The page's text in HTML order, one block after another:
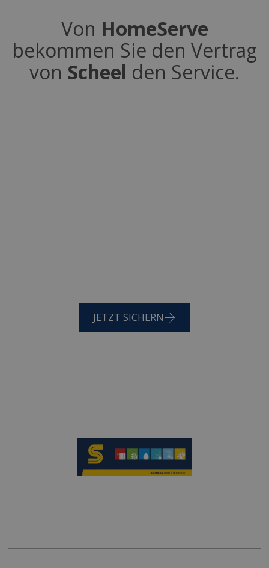
Von HomeServe
bekommen Sie den Vertrag
von Scheel den Service.
JETZT SICHERN